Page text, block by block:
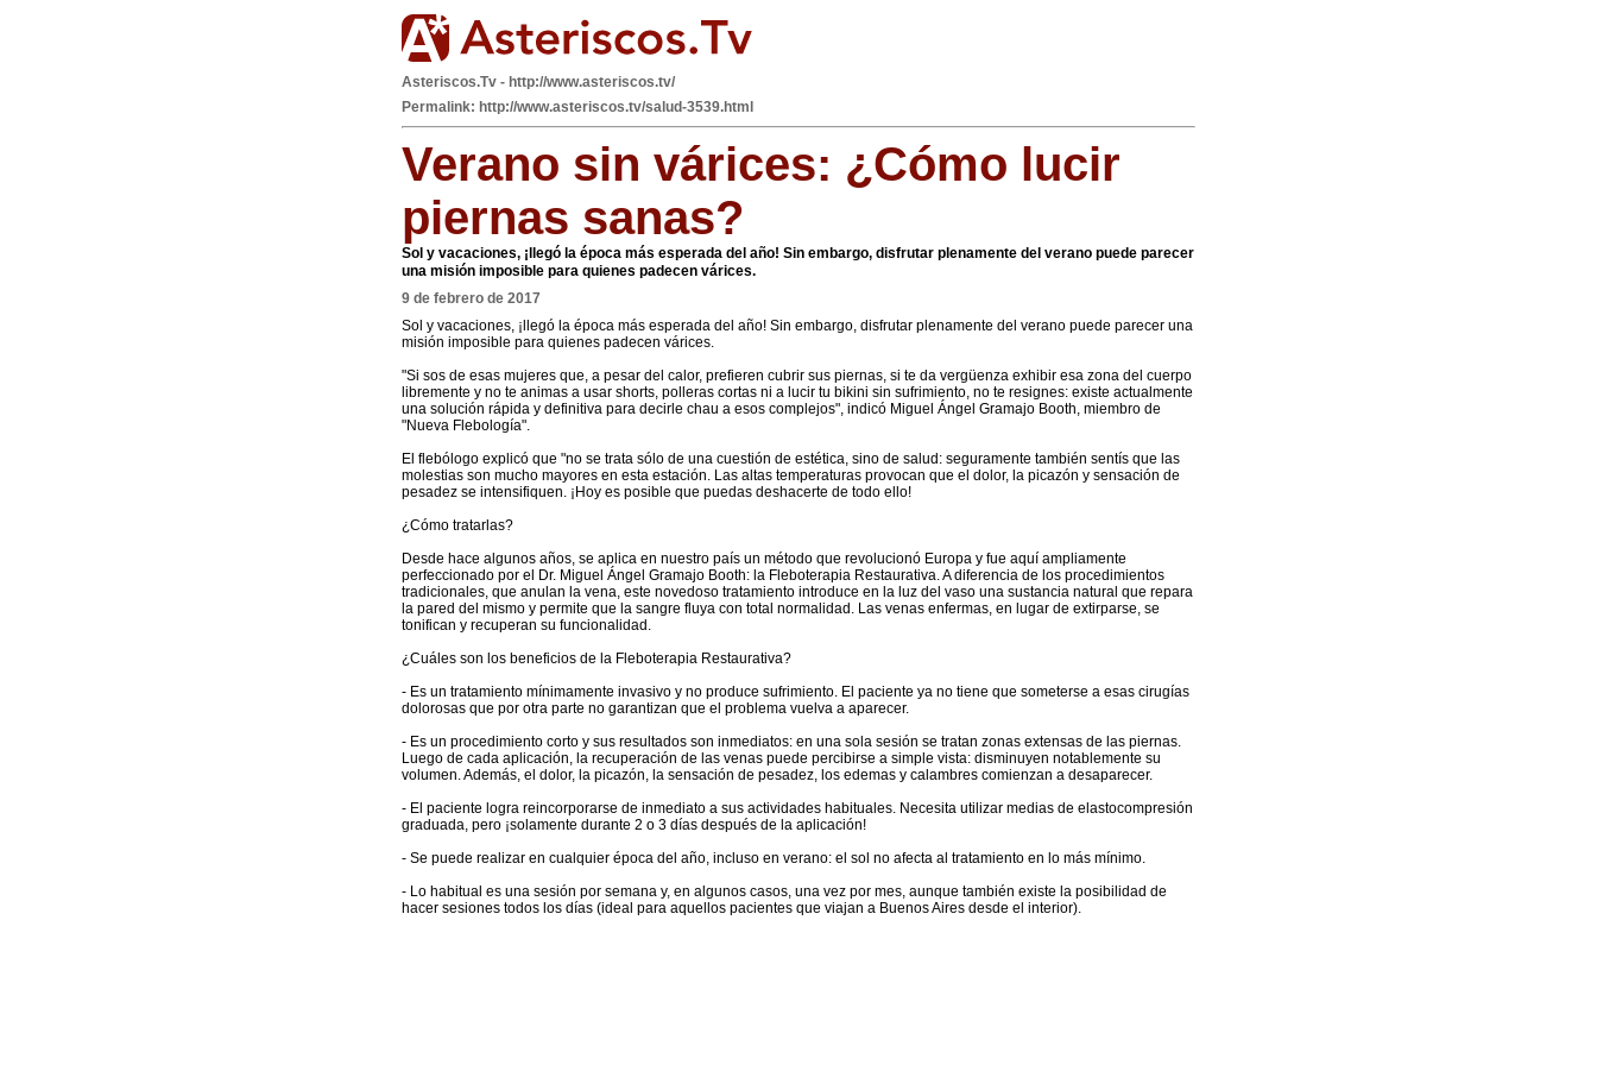
Asteriscos.Tv - http://www.asteriscos.tv/
Permalink: http://www.asteriscos.tv/salud-3539.html
Verano sin várices: ¿Cómo lucir
piernas sanas?
Sol y vacaciones, ¡llegó la época más esperada del año! Sin embargo, disfrutar plenamente del verano puede parecer
una misión imposible para quienes padecen várices.
9 de febrero de 2017
Sol y vacaciones, ¡llegó la época más esperada del año! Sin embargo, disfrutar plenamente del verano puede parecer una
misión imposible para quienes padecen várices.
"Si sos de esas mujeres que, a pesar del calor, prefieren cubrir sus piernas, si te da vergüenza exhibir esa zona del cuerpo
libremente y no te animas a usar shorts, polleras cortas ni a lucir tu bikini sin sufrimiento, no te resignes: existe actualmente
una solución rápida y definitiva para decirle chau a esos complejos", indicó Miguel Ángel Gramajo Booth, miembro de
"Nueva Flebología".
El flebólogo explicó que "no se trata sólo de una cuestión de estética, sino de salud: seguramente también sentís que las
molestias son mucho mayores en esta estación. Las altas temperaturas provocan que el dolor, la picazón y sensación de
pesadez se intensifiquen. ¡Hoy es posible que puedas deshacerte de todo ello!
¿Cómo tratarlas?
Desde hace algunos años, se aplica en nuestro país un método que revolucionó Europa y fue aquí ampliamente
perfeccionado por el Dr. Miguel Ángel Gramajo Booth: la Fleboterapia Restaurativa. A diferencia de los procedimientos
tradicionales, que anulan la vena, este novedoso tratamiento introduce en la luz del vaso una sustancia natural que repara
la pared del mismo y permite que la sangre fluya con total normalidad. Las venas enfermas, en lugar de extirparse, se
tonifican y recuperan su funcionalidad.
¿Cuáles son los beneficios de la Fleboterapia Restaurativa?
- Es un tratamiento mínimamente invasivo y no produce sufrimiento. El paciente ya no tiene que someterse a esas cirugías
dolorosas que por otra parte no garantizan que el problema vuelva a aparecer.
- Es un procedimiento corto y sus resultados son inmediatos: en una sola sesión se tratan zonas extensas de las piernas.
Luego de cada aplicación, la recuperación de las venas puede percibirse a simple vista: disminuyen notablemente su
volumen. Además, el dolor, la picazón, la sensación de pesadez, los edemas y calambres comienzan a desaparecer.
- El paciente logra reincorporarse de inmediato a sus actividades habituales. Necesita utilizar medias de elastocompresión
graduada, pero ¡solamente durante 2 o 3 días después de la aplicación!
- Se puede realizar en cualquier época del año, incluso en verano: el sol no afecta al tratamiento en lo más mínimo.
- Lo habitual es una sesión por semana y, en algunos casos, una vez por mes, aunque también existe la posibilidad de
hacer sesiones todos los días (ideal para aquellos pacientes que viajan a Buenos Aires desde el interior).